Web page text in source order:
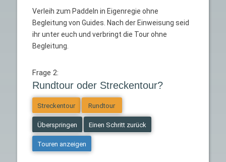
Verleih zum Paddeln in Eigenregie ohne
Begleitung von Guides. Nach der Einweisung seid
ihr unter euch und verbringt die Tour ohne
Begleitung.
Frage 2:
Rundtour oder Streckentour?
Streckentour Rundtour
Überspringen Einen Schritt zurück
Touren anzeigen